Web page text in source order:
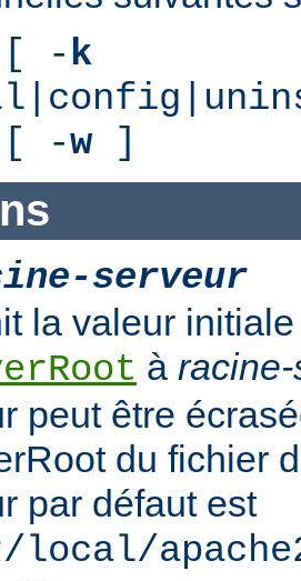
[ -k
-w]
serveur
la valeur
à
peut être
du fichier
par défaut est
local/